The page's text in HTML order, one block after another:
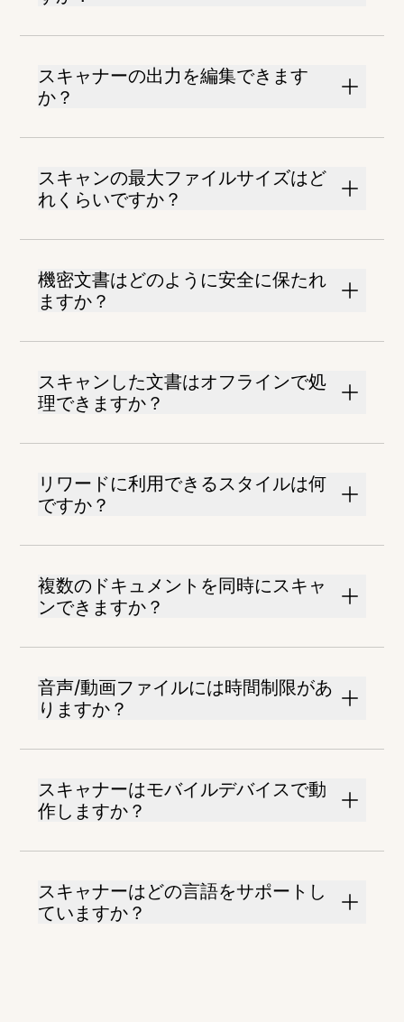
スキャナーの出力を編集できます
か？
スキャンの最大ファイルサイズはど
れくらいですか？
機密文書はどのように安全に保たれ
ますか？
スキャンした文書はオフラインで処
理できますか？
リワードに利用できるスタイルは何
ですか？
複数のドキュメントを同時にスキャ
ンできますか？
音声/動画ファイルには時間制限があ
りますか？
スキャナーはモバイルデバイスで動
作しますか？
スキャナーはどの言語をサポートし
ていますか？